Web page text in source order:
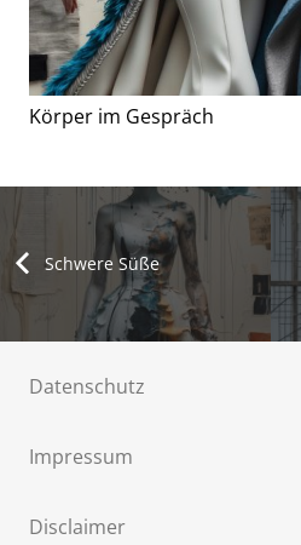
Körper im Gespräch
Schwere Süße
Datenschutz
Impressum
Disclaimer